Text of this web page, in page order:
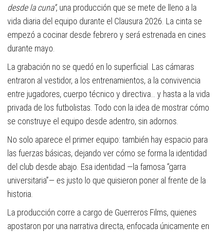
desde la cuna”, una producción que se mete de lleno a la
vida diaria del equipo durante el Clausura 2026. La cinta se
empezó a cocinar desde febrero y será estrenada en cines
durante mayo.
La grabación no se quedó en lo superficial. Las cámaras
entraron al vestidor, a los entrenamientos, a la convivencia
entre jugadores, cuerpo técnico y directiva… y hasta a la vida
privada de los futbolistas. Todo con la idea de mostrar cómo
se construye el equipo desde adentro, sin adornos.
No solo aparece el primer equipo: también hay espacio para
las fuerzas básicas, dejando ver cómo se forma la identidad
del club desde abajo. Esa identidad —la famosa “garra
universitaria”— es justo lo que quisieron poner al frente de la
historia.
La producción corre a cargo de Guerreros Films, quienes
apostaron por una narrativa directa, enfocada únicamente en